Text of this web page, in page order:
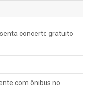
concerto gratuito
com ônibus no